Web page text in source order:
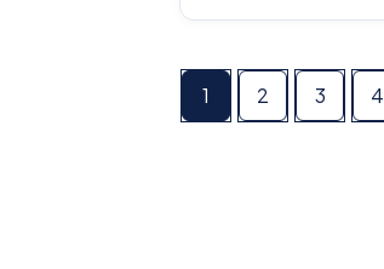
1 2 3 4